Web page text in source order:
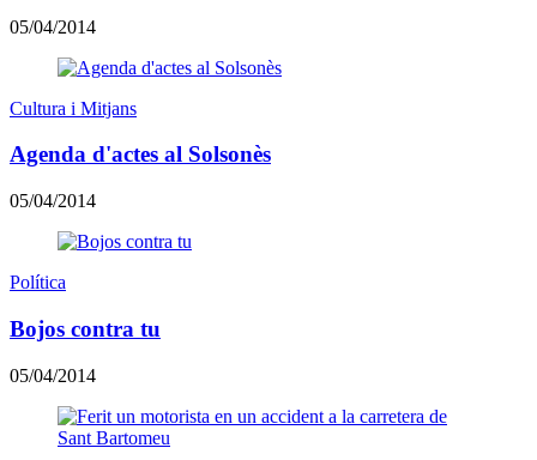
05/04/2014
Cultura i Mitjans
Agenda d'actes al Solsonès
05/04/2014
Política
Bojos contra tu
05/04/2014